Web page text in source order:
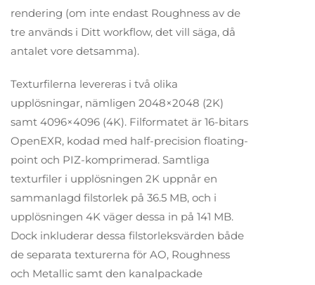
rendering (om inte endast Roughness av de
tre används i Ditt workflow, det vill säga, då
antalet vore detsamma).
Texturfilerna levereras i två olika
upplösningar, nämligen 2048×2048 (2K)
samt 4096×4096 (4K). Filformatet är 16-bitars
OpenEXR, kodad med half-precision floating-
point och PIZ-komprimerad. Samtliga
texturfiler i upplösningen 2K uppnår en
sammanlagd filstorlek på 36.5 MB, och i
upplösningen 4K väger dessa in på 141 MB.
Dock inkluderar dessa filstorleksvärden både
de separata texturerna för AO, Roughness
och Metallic samt den kanalpackade